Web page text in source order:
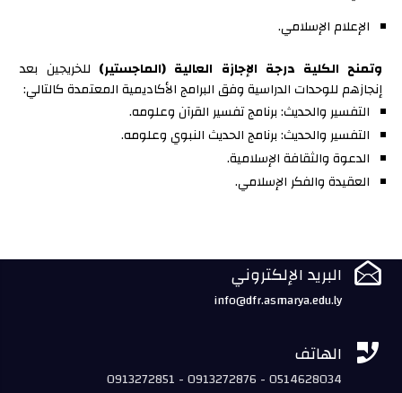
الإعلام الإسلامي.
وتمنح الكلية درجة الإجازة العالية (الماجستير) للخريجين بعد
إنجازهم للوحدات الدراسية وفق البرامج الأكاديمية المعتمدة كالتالي:
التفسير والحديث: برنامج تفسير القرآن وعلومه.
التفسير والحديث: برنامج الحديث النبوي وعلومه.
الدعوة والثقافة الإسلامية.
العقيدة والفكر الإسلامي.
 البريد الإلكتروني
info@dfr.asmarya.edu.ly
 الهاتف
0913272851 - 0913272876 - 0514628034